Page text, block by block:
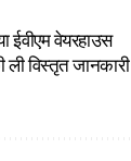
ईवीएम वेयरहाउस
ली विस्तृत जानकारी